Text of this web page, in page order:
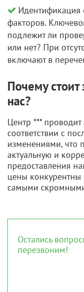
Идентификация
факторов.
подлежит ли
или нет? При
включают в
Почему
нас?
Центр ***
соответствии с
изменениями, что
актуальную и
предоставления
цены конкурентны
самыми
Остались
перезвоним!